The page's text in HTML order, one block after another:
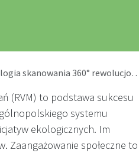
rewolucjonizuje zbiórkę opakowań w Polsce
(RVM) to podstawa sukcesu
systemu
ekologicznych. Im
Zaangażowanie społeczne to